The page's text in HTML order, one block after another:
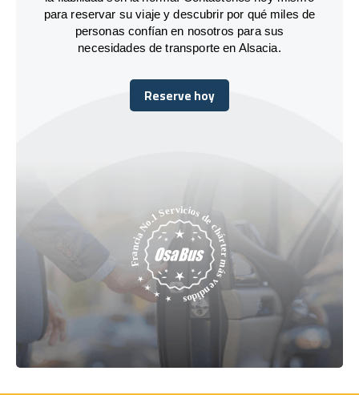
para reservar su viaje y descubrir por qué miles de
personas confían en nosotros para sus
necesidades de transporte en Alsacia.
Reserve hoy
Reserve hoy